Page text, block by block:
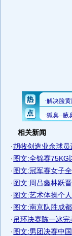
相关新闻
·胡牧创造业余球员
·图文:全锦赛75KG
·图文:冠军赛女子
·图文:周吕鑫林跃
·图文:艺术体操个
·图文:南京队胜成
·吊环决赛陈一冰完
·图文:男团决赛中